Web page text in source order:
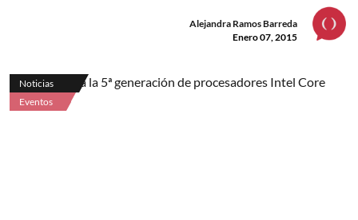
Alejandra Ramos Barreda
Enero 07, 2015
Noticias
Eventos